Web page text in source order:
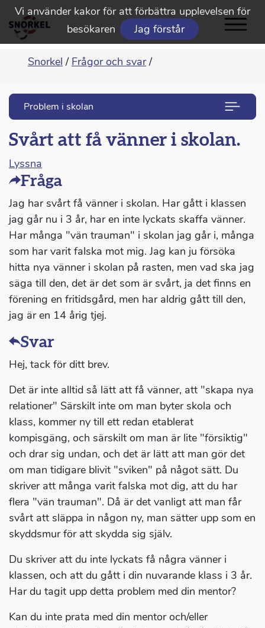
Vi använder kakor för att förbättra upplevelsen för
besökaren
Jag förstår
Snorkel / Frågor och svar /
Problem i skolan
Svårt att få vänner i skolan.
Lyssna
Fråga
Jag har svårt få vänner i skolan. Har gått i klassen
jag går nu i 3 år, har en inte lyckats skaffa vänner.
Har många "vän trauman" i skolan jag går i, många
som har varit falska mot mig. Jag kan ju försöka
hitta nya vänner i skolan på rasten, men vad ska jag
säga till den, det är det som är svårt, ja det finns en
förening en fritidsgård, men har aldrig gått till den,
jag är en 14 årig tjej.
Svar
Hej, tack för ditt brev.
Det är inte alltid så lätt att få vänner, att "skapa nya
relationer" Särskilt inte om man byter skola och
klass, kommer ny till ett redan etablerat
kompisgäng, och särskilt om man är lite "försiktig"
och drar sig undan, och det är lätt att man gör det
om man tidigare blivit "sviken" på något sätt. Du
skriver att många varit falska mot dig, att du har
flera "vän trauman". Då är det vanligt att man får
svårt att släppa in någon ny, man sätter upp som en
skyddsmur för att skydda sig själv.
Du skriver att du inte lyckats få några vänner i
klassen, och att du gått i din nuvarande klass i 3 år.
Har du tagit upp detta problem med din mentor?
Kan du inte prata med din mentor och/eller